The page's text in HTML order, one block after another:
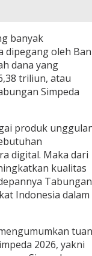
banyak
dipegang oleh
dana yang
triliun, atau
Simpeda
produk
digital. Maka dari
kualitas
Tabungan
Indonesia dalam
tuan
2026, yakni